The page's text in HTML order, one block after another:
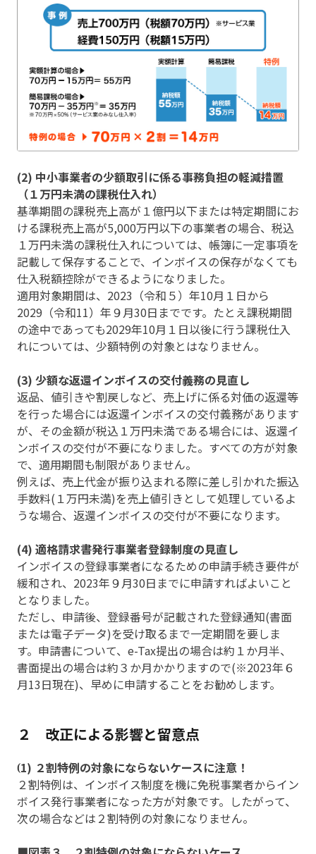
(2) 中小事業者の少額取引に係る事務負担の軽減措置
（１万円未満の課税仕入れ）
基準期間の課税売上高が１億円以下または特定期間にお
ける課税売上高が5,000万円以下の事業者の場合、税込
１万円未満の課税仕入れについては、帳簿に一定事項を
記載して保存することで、インボイスの保存がなくても
仕入税額控除ができるようになりました。
適用対象期間は、2023（令和５）年10月１日から
2029（令和11）年９月30日までです。たとえ課税期間
の途中であっても2029年10月１日以後に行う課税仕入
れについては、少額特例の対象とはなりません。
(3) 少額な返還インボイスの交付義務の見直し
返品、値引きや割戻しなど、売上げに係る対価の返還等
を行った場合には返還インボイスの交付義務があります
が、その金額が税込１万円未満である場合には、返還イ
ンボイスの交付が不要になりました。すべての方が対象
で、適用期間も制限がありません。
例えば、売上代金が振り込まれる際に差し引かれた振込
手数料(１万円未満)を売上値引きとして処理しているよ
うな場合、返還インボイスの交付が不要になります。
(4) 適格請求書発行事業者登録制度の見直し
インボイスの登録事業者になるための申請手続き要件が
緩和され、2023年９月30日までに申請すればよいこと
となりました。
ただし、申請後、登録番号が記載された登録通知(書面
または電子データ)を受け取るまで一定期間を要しま
す。申請書について、e-Tax提出の場合は約１か月半、
書面提出の場合は約３か月かかりますので(※2023年６
月13日現在)、早めに申請することをお勧めします。
２ 改正による影響と留意点
(1) ２割特例の対象にならないケースに注意！
２割特例は、インボイス制度を機に免税事業者からイン
ボイス発行事業者になった方が対象です。したがって、
次の場合などは２割特例の対象になりません。